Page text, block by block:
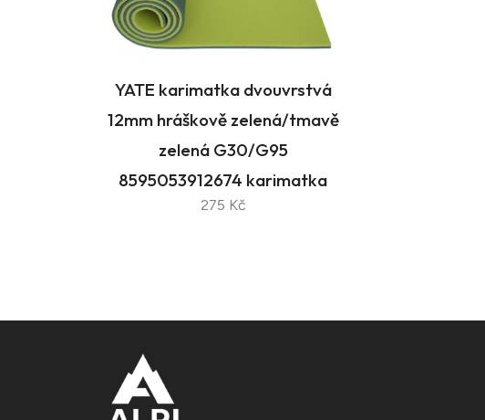
YATE karimatka dvouvrstvá
12mm hráškově zelená/tmavě
zelená G30/G95
8595053912674 karimatka
275 Kč